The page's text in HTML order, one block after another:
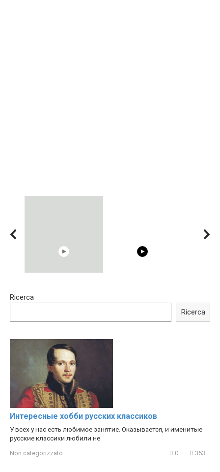
Trying BOLLYWOOD
Shocking illusion - Pretty
Ricerca
Ricerca
Интересные хобби русских классиков
У всех у нас есть любимое занятие. Оказывается, и именитые
русские классики любили не
Non categorizzato 0 353